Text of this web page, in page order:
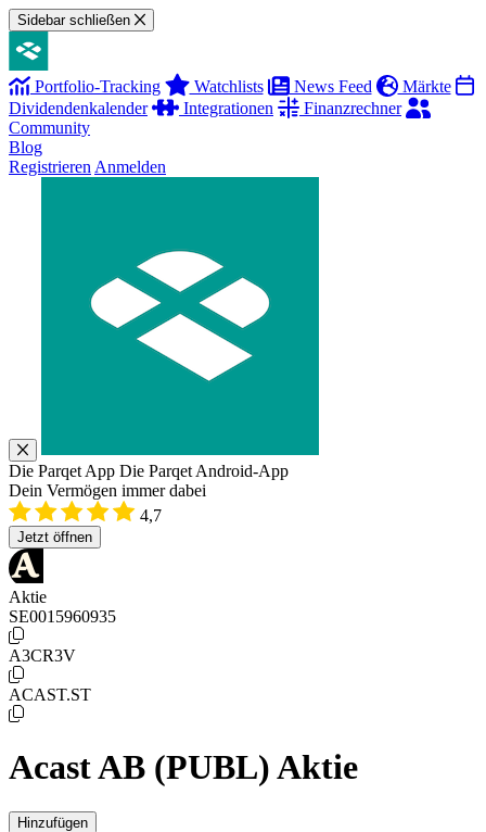
Sidebar schließen
Portfolio-Tracking Watchlists News Feed
Märkte
Dividendenkalender
Integrationen
Finanzrechner
Community
Blog
Registrieren Anmelden
Die Parqet App Die Parqet Android-App
Dein Vermögen immer dabei
4,7
Jetzt öffnen
Aktie
SE0015960935
A3CR3V
ACAST.ST
Acast AB (PUBL) Aktie
Hinzufügen